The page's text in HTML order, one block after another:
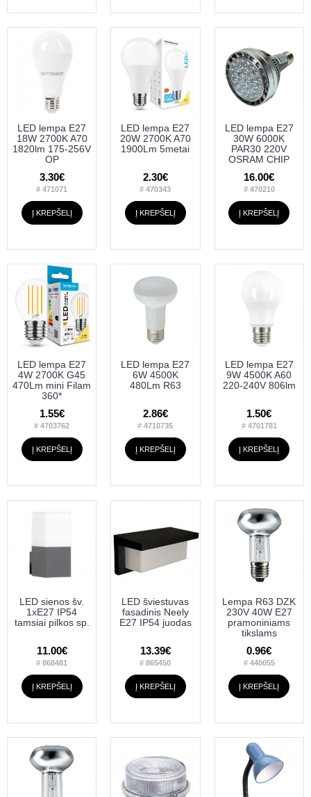
LED lempa E27
18W 2700K A70
1820lm 175-256V
OP
3.30€
# 471071
Į KREPŠELĮ
LED lempa E27
20W 2700K A70
1900Lm 5metai
2.30€
# 470343
Į KREPŠELĮ
LED lempa E27
30W 6000K
PAR30 220V
OSRAM CHIP
16.00€
# 470210
Į KREPŠELĮ
LED lempa E27
4W 2700K G45
470Lm mini Filam
360*
1.55€
# 4703762
Į KREPŠELĮ
LED lempa E27
6W 4500K
480Lm R63
2.86€
# 4710735
Į KREPŠELĮ
LED lempa E27
9W 4500K A60
220-240V 806lm
1.50€
# 4701781
Į KREPŠELĮ
LED sienos šv.
1xE27 IP54
tamsiai pilkos sp.
11.00€
# 868481
Į KREPŠELĮ
LED šviestuvas
fasadinis Neely
E27 IP54 juodas
13.39€
# 865450
Į KREPŠELĮ
Lempa R63 DZK
230V 40W E27
pramoniniams
tikslams
0.96€
# 440055
Į KREPŠELĮ